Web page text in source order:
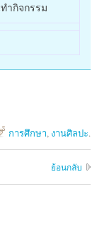
ำกิจกรรม
การศึกษา, งานศิลปะ.
ย้อนกลับ